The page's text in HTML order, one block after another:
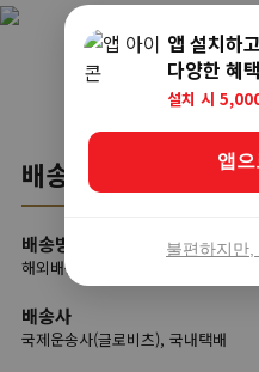
배송
배송방법
해외배송
배송사
국제운송사(글로비츠), 국내택배
앱 설치하
다양한 혜
설치 시
앱으
불편하지만